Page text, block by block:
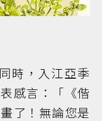
時，入江亞季
感言：「《偕
了！無論您是